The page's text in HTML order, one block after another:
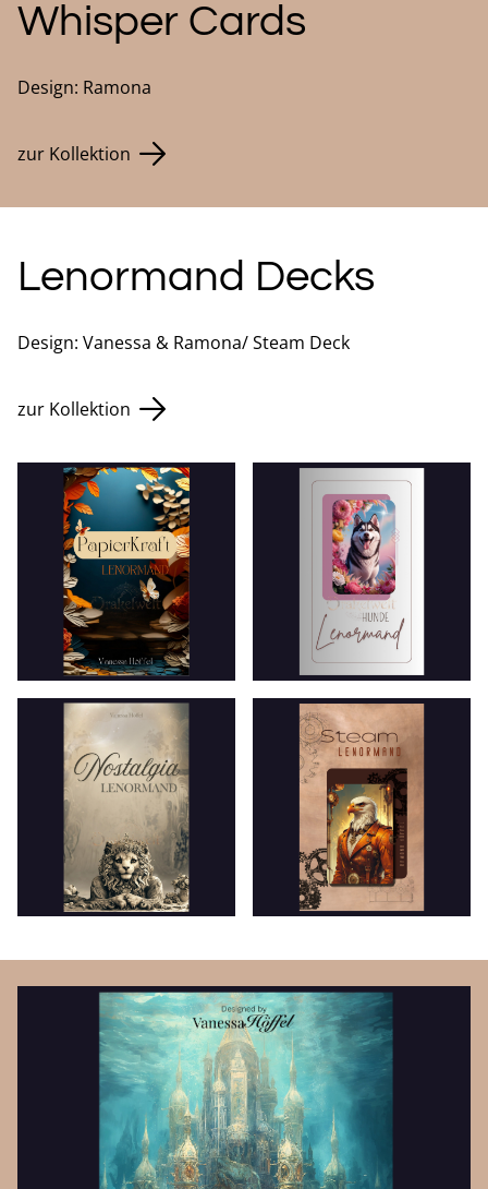
Whisper Cards
Design: Ramona
zur Kollektion
Lenormand Decks
Design: Vanessa & Ramona/ Steam Deck
zur Kollektion